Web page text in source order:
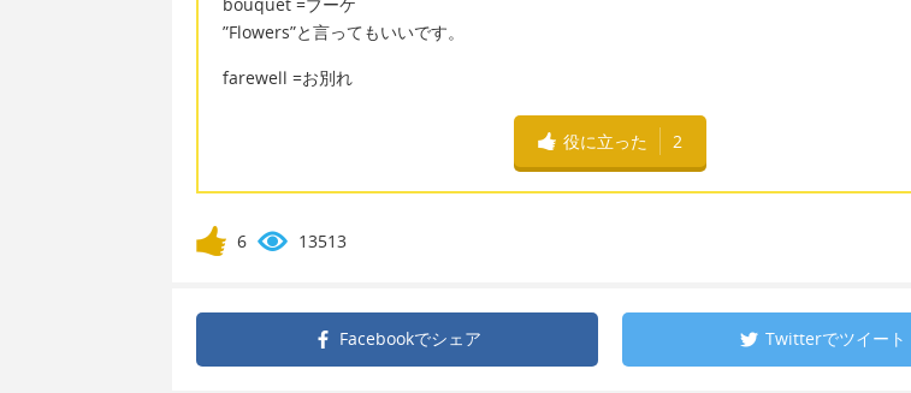
”Flowers”と言ってもいいです。
farewell =お別れ
役に立った 2
6 13513
Facebookでシェア Twitterでツイート